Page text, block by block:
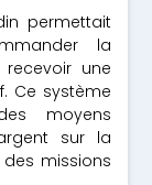
permettait
la
une
Ce système
moyens
sur la
missions